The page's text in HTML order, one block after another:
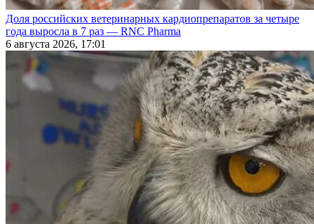
Доля российских ветеринарных кардиопрепаратов за четыре
года выросла в 7 раз — RNC Pharma
6 августа 2026, 17:01